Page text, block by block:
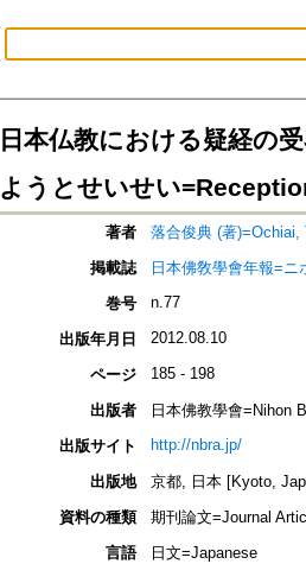
日本仏教における疑経の
ようとせいせい
著者
落合俊典 (著)=Ochiai,
掲載誌
日本佛敎學會年報=
巻号
n.77
出版年月日 2012.08.10
ページ 185 - 198
出版者
日本佛教學會=Nihon
出版サイト
http://nbra.jp/
出版地
京都, 日本 [Kyoto,
資料の種類
期刊論文=Journal
言語
日文=Japanese